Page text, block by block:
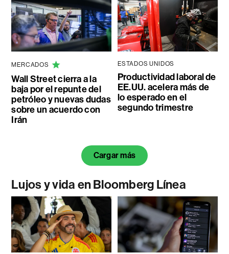
MERCADOS
Wall Street cierra a la
baja por el repunte del
petróleo y nuevas dudas
sobre un acuerdo con
Irán
ESTADOS UNIDOS
Productividad laboral de
EE.UU. acelera más de
lo esperado en el
segundo trimestre
Cargar más
Lujos y vida en Bloomberg Línea